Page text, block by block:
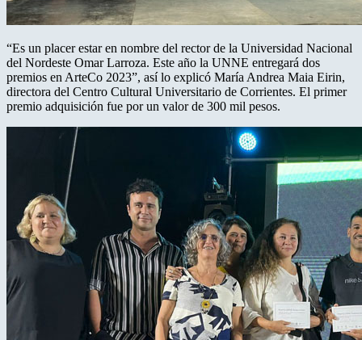
“Es un placer estar en nombre del rector de la Universidad Nacional
del Nordeste Omar Larroza. Este año la UNNE entregará dos
premios en ArteCo 2023”, así lo explicó María Andrea Maia Eirin,
directora del Centro Cultural Universitario de Corrientes. El primer
premio adquisición fue por un valor de 300 mil pesos.